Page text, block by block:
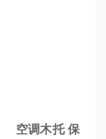
空调木托 保